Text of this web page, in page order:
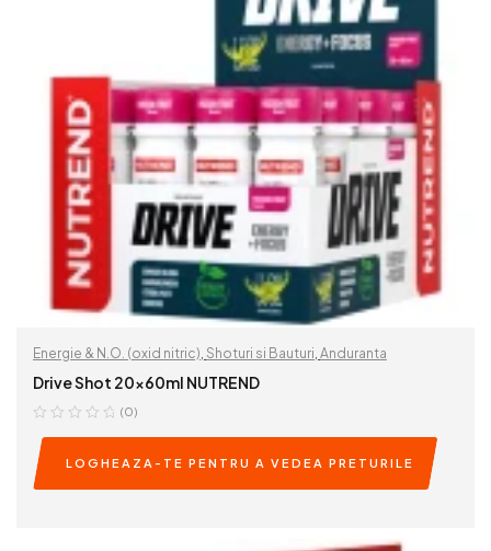
Energie & N.O. (oxid nitric), Shoturi si Bauturi, Anduranta
Drive Shot 20x60ml NUTREND
(0)
LOGHEAZA-TE PENTRU A VEDEA PRETURILE